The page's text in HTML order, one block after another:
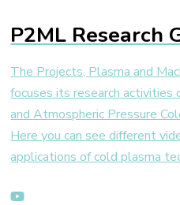
P2ML Research
The Projects, Plasma and
focuses its research activities
and Atmospheric Pressure
Here you can see different
applications of cold plasma